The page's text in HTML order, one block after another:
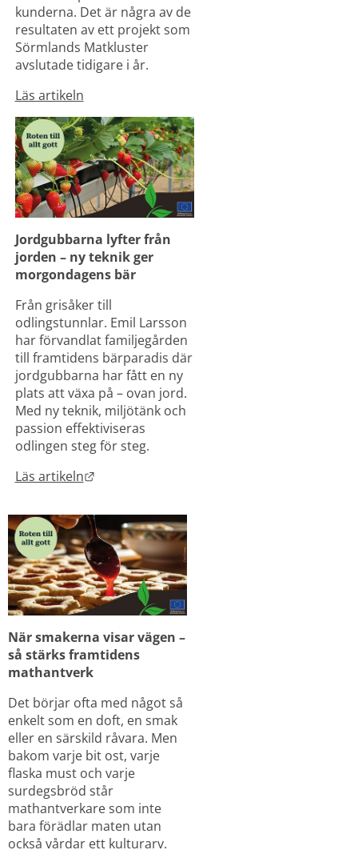
kunderna. Det är några av de
resultaten av ett projekt som
Sörmlands Matkluster
avslutade tidigare i år.
Läs artikeln
Jordgubbarna lyfter från
jorden – ny teknik ger
morgondagens bär
Från grisåker till
odlingstunnlar. Emil Larsson
har förvandlat familjegården
till framtidens bärparadis där
jordgubbarna har fått en ny
plats att växa på – ovan jord.
Med ny teknik, miljötänk och
passion effektiviseras
odlingen steg för steg.
Läs artikeln
Länk till annan webbplats.
När smakerna visar vägen –
så stärks framtidens
mathantverk
Det börjar ofta med något så
enkelt som en doft, en smak
eller en särskild råvara. Men
bakom varje bit ost, varje
flaska must och varje
surdegsbröd står
mathantverkare som inte
bara förädlar maten utan
också vårdar ett kulturarv.